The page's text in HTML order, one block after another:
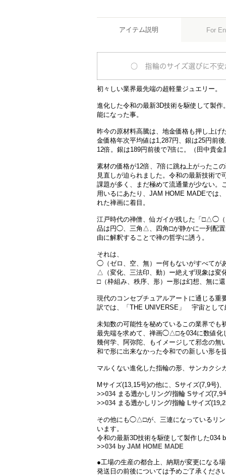
アイテム説明 For
初々しい業界最先端の超軽量ジュエリー。
進化した令和の最新3D技術を駆使して製
能になった事。
昨今の原材料高騰は、地金価格も押し上げ
金価格年次平均値は1,287円、銀は25円前
12倍。銀は189円前後で7倍に。（田中貴金
素材の価格が12倍、7倍に跳ね上がったこ
見直しが迫られました。令和の最新技術
課題が多く、まだ極めて流通量が少ない。
用いるにあたり、JAM HOME MADEでは
れた禅画に着目。
江戸時代の禅僧、仙ガイが残した「□△◯
品は円◯、三角△、四角□が静かに一列配
由に解釈することで禅の哲学に誘う。
それは、
◯（ゼロ、空、無）ー何もないがすべてが
△（変化、三法印、動）ー絶えず現象は変
□（枠組み、秩序、形）ー形は幻想、無に
現代のコンセプチュアルアートに通じる重
訳では、「THE UNIVERSE」 宇宙として
未知数の可能性を秘めているこの業界でも
最先端を求めて、禅画◯△□を034に数値化
幾何学、阿弥陀、もイメージして邪念の無
和で形に出来なかった令和での新しい形を
マルくない進化した指輪の形、サンカクシ
Mサイズ(13,15号)の他に、Sサイズ(7,9号)
>>034 まる透かしリング/指輪 Sサイズ(7,9
>>034 まる透かしリング/指輪 Lサイズ
その他にも◯△□が、三連になっているリ
います。
令和の最新3D技術を駆使して製作した034
>>034 by JAM HOME MADE
●工場の生産の都合上、納期が変更になる
発送日の前後については予めご了承くださ